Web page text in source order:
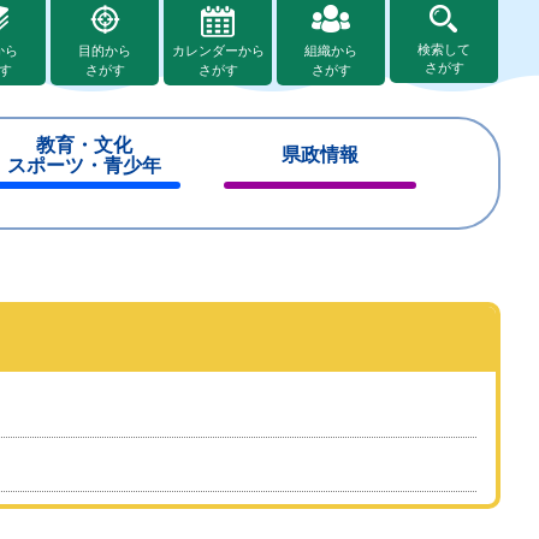
ら
目的から
さがす
カレンダーから
さがす
組織から
さがす
検索して
さがす
教育・文化
スポーツ・青少年
県政情報
じ